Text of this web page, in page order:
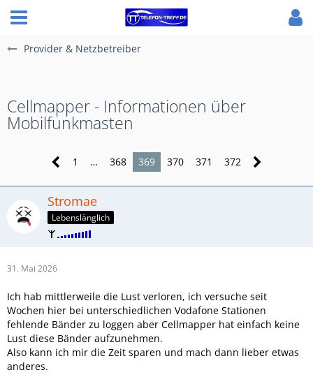
Provider & Netzbetreiber
Cellmapper - Informationen über
Mobilfunkmasten
1 … 368 369 370 371 372
Stromae
Lebenslänglich
31. Mai 2026
Ich hab mittlerweile die Lust verloren, ich versuche seit
Wochen hier bei unterschiedlichen Vodafone Stationen
fehlende Bänder zu loggen aber Cellmapper hat einfach keine
Lust diese Bänder aufzunehmen.
Also kann ich mir die Zeit sparen und mach dann lieber etwas
anderes.